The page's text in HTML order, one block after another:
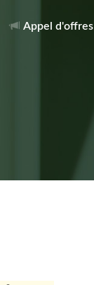
Appel d'offres